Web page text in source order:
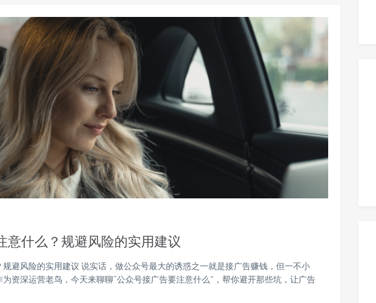
意什么？规避风险的实用建议
避风险的实用建议 说实话，做公众号最大的诱惑之一就是接广告赚钱，但一不小
资深运营老鸟，今天来聊聊“公众号接广告要注意什么”，帮你避开那些坑，让广告